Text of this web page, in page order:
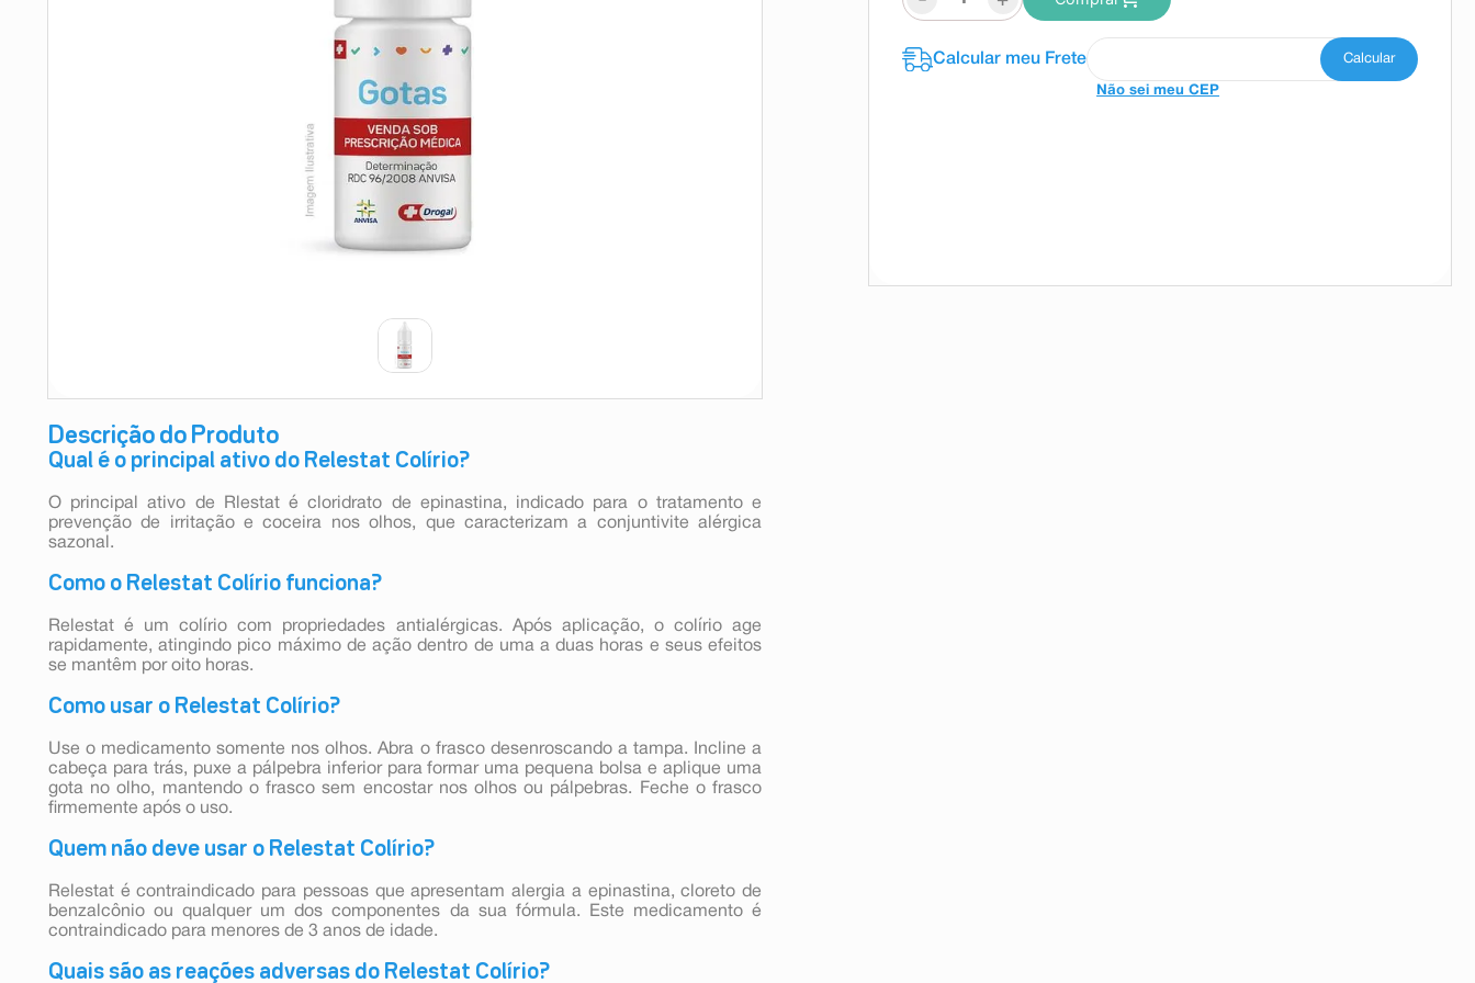
Descrição do Produto
Qual é o principal ativo do Relestat Colírio?
O principal ativo de Rlestat é cloridrato de epinastina, indicado para o tratamento e
prevenção de irritação e coceira nos olhos, que caracterizam a conjuntivite alérgica
sazonal.
Como o Relestat Colírio funciona?
Relestat é um colírio com propriedades antialérgicas. Após aplicação, o colírio age
rapidamente, atingindo pico máximo de ação dentro de uma a duas horas e seus efeitos
se mantêm por oito horas.
Como usar o Relestat Colírio?
Use o medicamento somente nos olhos. Abra o frasco desenroscando a tampa. Incline a
cabeça para trás, puxe a pálpebra inferior para formar uma pequena bolsa e aplique uma
gota no olho, mantendo o frasco sem encostar nos olhos ou pálpebras. Feche o frasco
firmemente após o uso.
Quem não deve usar o Relestat Colírio?
Relestat é contraindicado para pessoas que apresentam alergia a epinastina, cloreto de
benzalcônio ou qualquer um dos componentes da sua fórmula. Este medicamento é
contraindicado para menores de 3 anos de idade.
Quais são as reações adversas do Relestat Colírio?
Não sei meu CEP
shampoo